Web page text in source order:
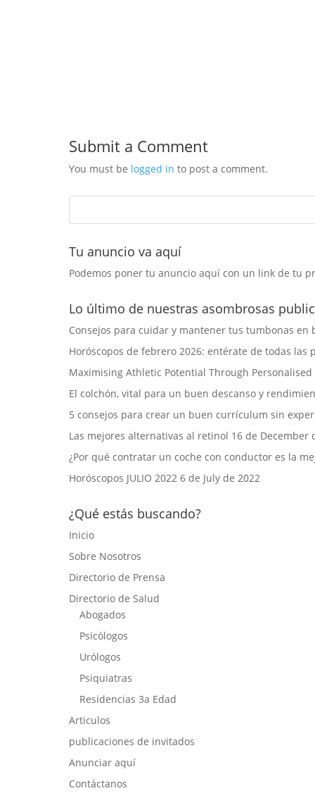
Submit a Comment
You must be logged in to post a comment.
Tu anuncio va aquí
Podemos poner tu anuncio aquí con un link de tu
Lo último de nuestras asombrosas
Consejos para cuidar y mantener tus tumbonas en
Horóscopos de febrero 2026: entérate de todas las
Maximising Athletic Potential Through Personalised
El colchón, vital para un buen descanso y
5 consejos para crear un buen currículum sin
Las mejores alternativas al retinol 16 de December
¿Por qué contratar un coche con conductor es la
Horóscopos JULIO 2022 6 de July de 2022
¿Qué estás buscando?
Inicio
Sobre Nosotros
Directorio de Prensa
Directorio de Salud
Abogados
Psicólogos
Urólogos
Psiquiatras
Residencias 3a Edad
Articulos
publicaciones de invitados
Anunciar aquí
Contáctanos